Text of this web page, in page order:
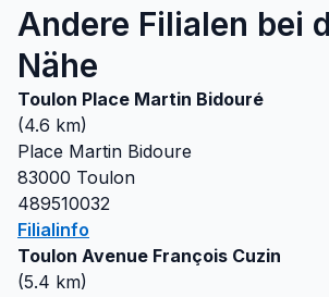
Andere Filialen bei
Nähe
Toulon Place Martin Bidouré
(4.6 km)
Place Martin Bidoure
83000 Toulon
489510032
Filialinfo
Toulon Avenue François Cuzin
(5.4 km)